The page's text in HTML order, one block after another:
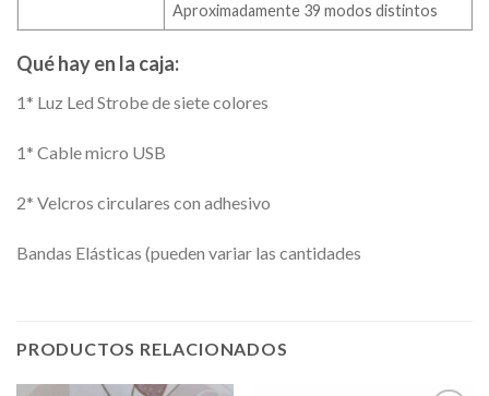
Aproximadamente 39 modos distintos
Qué hay en la caja:
1* Luz Led Strobe de siete colores
1* Cable micro USB
2* Velcros circulares con adhesivo
Bandas Elásticas (pueden variar las cantidades
PRODUCTOS RELACIONADOS